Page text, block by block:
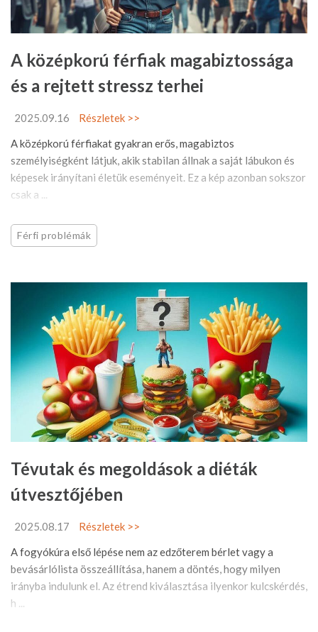
A középkorú férfiak magabiztossága
és a rejtett stressz terhei
2025.09.16
Részletek >>
A középkorú férfiakat gyakran erős, magabiztos
személyiségként látjuk, akik stabilan állnak a saját lábukon és
képesek irányítani életük eseményeit. Ez a kép azonban sokszor
csak a ...
Férfi problémák
Tévutak és megoldások a diéták
útvesztőjében
2025.08.17
Részletek >>
A fogyókúra első lépése nem az edzőterem bérlet vagy a
bevásárlólista összeállítása, hanem a döntés, hogy milyen
irányba indulunk el. Az étrend kiválasztása ilyenkor kulcskérdés,
h ...